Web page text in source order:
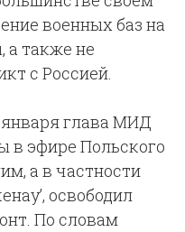
военных баз на
а также не
с Россией.
глава МИД
эфире Польского
а в частности
освободил
По словам